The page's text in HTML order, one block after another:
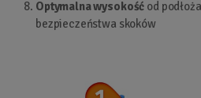
Optymalna wysokość od
bezpieczeństwa skoków